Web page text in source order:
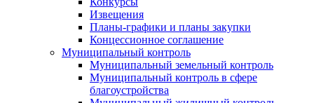
Извещения
Планы-графики и планы закупки
Концессионное соглашение
Муниципальный контроль
Муниципальный земельный контроль
Муниципальный контроль в сфере
благоустройства